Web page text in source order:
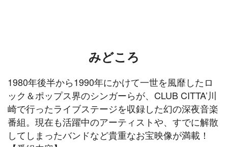
みどころ
1980年後半から1990年にかけて一世を風靡したロ
ック＆ポップス界のシンガーらが、CLUB CITTA’川
崎で行ったライブステージを収録した幻の深夜音楽
番組。現在も活躍中のアーティストや、すでに解散
してしまったバンドなど貴重なお宝映像が満載！